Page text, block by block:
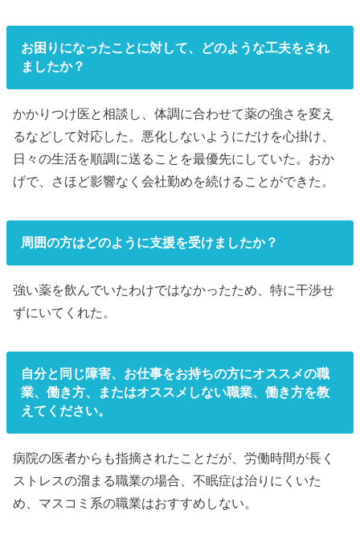
お困りになったことに対して、どのような工夫をされ
ましたか？
かかりつけ医と相談し、体調に合わせて薬の強さを変え
るなどして対応した。悪化しないようにだけを心掛け、
日々の生活を順調に送ることを最優先にしていた。おか
げで、さほど影響なく会社勤めを続けることができた。
周囲の方はどのように支援を受けましたか？
強い薬を飲んでいたわけではなかったため、特に干渉せ
ずにいてくれた。
自分と同じ障害、お仕事をお持ちの方にオススメの職
業、働き方、またはオススメしない職業、働き方を教
えてください。
病院の医者からも指摘されたことだが、労働時間が長く
ストレスの溜まる職業の場合、不眠症は治りにくいた
め、マスコミ系の職業はおすすめしない。